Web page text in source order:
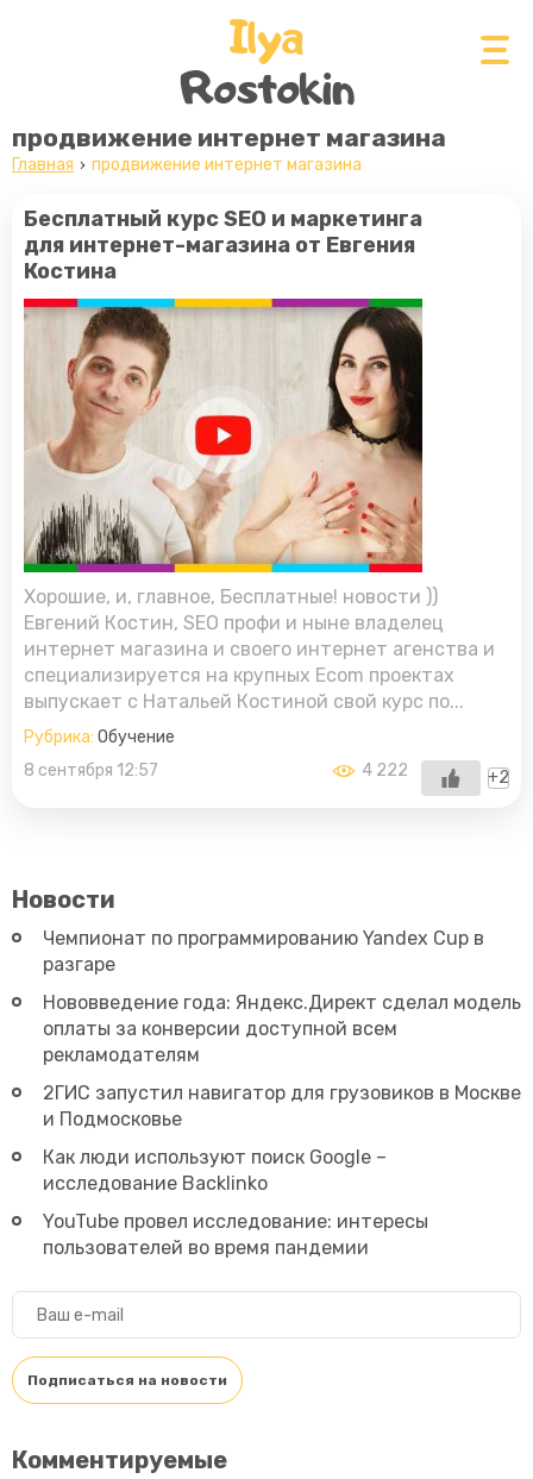
Ilya
Rostokin
продвижение интернет магазина
Главная продвижение интернет магазина
Бесплатный курс SEO и маркетинга
для интернет-магазина от Евгения
Костина
Хорошие, и, главное, Бесплатные! новости ))
Евгений Костин, SEO профи и ныне владелец
интернет магазина и своего интернет агенства и
специализируется на крупных Ecom проектах
выпускает с Натальей Костиной свой курс по...
Рубрика: Обучение
8 сентября 12:57
+2
4 222
Новости
Чемпионат по программированию Yandex Cup в
разгаре
Нововведение года: Яндекс.Директ сделал модель
оплаты за конверсии доступной всем
рекламодателям
2ГИС запустил навигатор для грузовиков в Москве
и Подмосковье
Как люди используют поиск Google –
исследование Backlinko
YouTube провел исследование: интересы
пользователей во время пандемии
Комментируемые
Бизнес